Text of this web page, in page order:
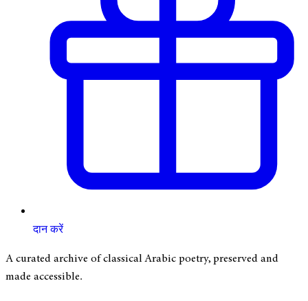
दान करें
A curated archive of classical Arabic poetry, preserved and
made accessible.